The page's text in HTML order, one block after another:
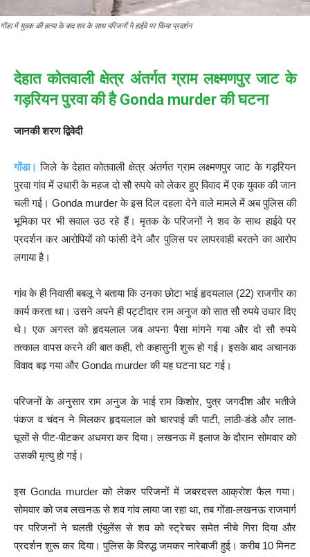
गोंडा में युवक की हत्या के बाद शव के साथ परिजनों ने हाईवे पर किया प्रदर्शन
देहात कोतवाली क्षेत्र अंतर्गत ग्राम लक्ष्मणपुर जाट के
गड़रियन पुरवा की है Gonda murder की घटना
जानकी शरण द्विवेदी
गोंडा। जिले के देहात कोतवाली क्षेत्र अंतर्गत ग्राम लक्ष्मणपुर जाट के गड़रियन
पुरवा गांव में उधारी के महज दो सौ रुपये को लेकर हुए विवाद में एक युवक की जान
चली गई। Gonda murder के इस दिल दहला देने वाले मामले में अब पुलिस की
भूमिका पर भी सवाल उठ रहे हैं। मृतक के परिजनों ने शव के साथ हाईवे पर
प्रदर्शन कर आरोपियों को फांसी देने और पुलिस पर लापरवाही बरतने का आरोप
लगाया है।
गांव के ही निवासी बबलू ने बताया कि उनका छोटा भाई हृदयलाल (22) राजगीर का
कार्य करता था। उसने अपने ही पट्टीदार राम अनुज को सात सौ रुपये उधार दिए
थे। एक अगस्त को हृदयलाल जब अपना पैसा मांगने गया और दो सौ रुपये
तत्काल वापस करने की बात कही, तो कहासुनी शुरू हो गई। इसके बाद अचानक
विवाद बढ़ गया और Gonda murder की यह घटना घट गई।
परिजनों के अनुसार राम अनुज के भाई राम किशोर, पुत्र जगदीश और भतीजे
पंकज व चंदन ने मिलकर हृदयलाल को चारपाई की पाटी, लाठी-डंडे और लात-
घूसों से पीट-पीटकर अधमरा कर दिया। लखनऊ में इलाज के दौरान सोमवार को
उसकी मृत्यु हो गई।
इस Gonda murder को लेकर परिजनों में जबरदस्त आक्रोश फैल गया।
सोमवार को जब लखनऊ से शव गांव लाया जा रहा था, तब गोंडा-लखनऊ राजमार्ग
पर परिजनों ने चलती एंबुलेंस से शव को स्ट्रेचर समेत नीचे गिरा दिया और
प्रदर्शन शुरू कर दिया। पुलिस के विरुद्ध जमकर नारेबाजी हुई। करीब 10 मिनट